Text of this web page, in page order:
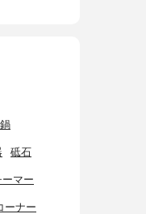
砥石
マー
ーナー